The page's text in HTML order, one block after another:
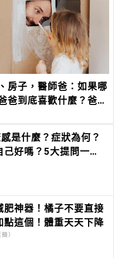
房子，醫師爸：如果哪
爸到底喜歡什麼？爸爸
是什麼？症狀為何？
己好嗎？5大提問一次
肥神器！橘子不要直接
點這個！體重天天下降
）